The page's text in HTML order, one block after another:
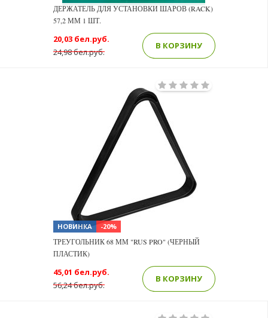
ДЕРЖАТЕЛЬ ДЛЯ УСТАНОВКИ ШАРОВ (RACK)
57,2 ММ 1 ШТ.
24,98 бел.руб.
20,03 бел.руб.
В КОРЗИНУ
НОВИНКА -20%
ТРЕУГОЛЬНИК 68 ММ "RUS PRO" (ЧЕРНЫЙ
ПЛАСТИК)
56,24 бел.руб.
45,01 бел.руб.
В КОРЗИНУ